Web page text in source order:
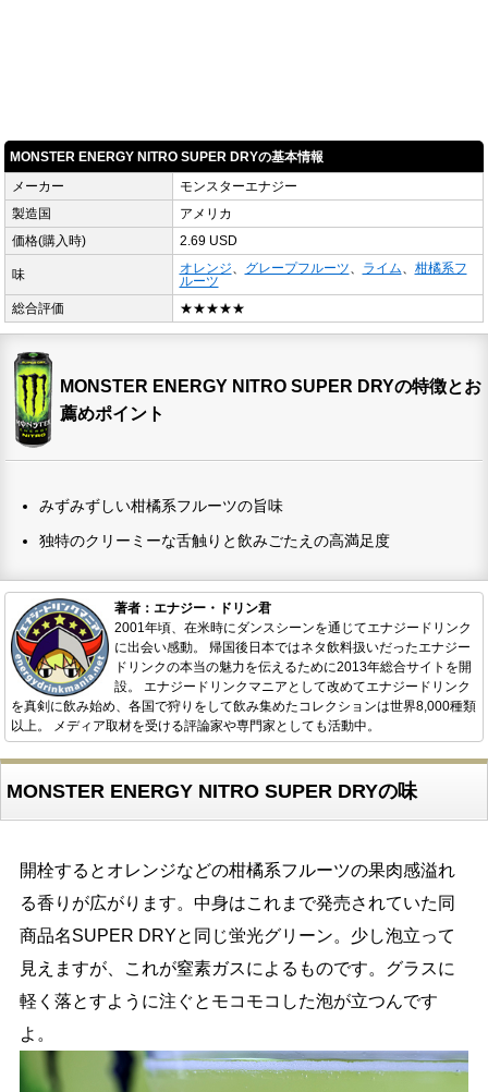
MONSTER ENERGY NITRO SUPER DRYの基本情報
メーカー
モンスターエナジー
製造国
アメリカ
価格(購入時)
2.69 USD
味 オレンジ、 グレープフルーツ、 ライム、 柑橘系フ
ルーツ
総合評価
★★★★★
MONSTER ENERGY NITRO SUPER DRYの特徴とお
薦めポイント
みずみずしい柑橘系フルーツの旨味
独特のクリーミーな舌触りと飲みごたえの高満足度
著者：エナジー・ドリン君
2001年頃、在米時にダンスシーンを通じてエナジードリンク
に出会い感動。 帰国後日本ではネタ飲料扱いだったエナジー
ドリンクの本当の魅力を伝えるために2013年総合サイトを開
設。 エナジードリンクマニアとして改めてエナジードリンク
を真剣に飲み始め、各国で狩りをして飲み集めたコレクションは世界8,000種類
以上。 メディア取材を受ける評論家や専門家としても活動中。
MONSTER ENERGY NITRO SUPER DRYの味
開栓するとオレンジなどの柑橘系フルーツの果肉感溢れ
る香りが広がります。中身はこれまで発売されていた同
商品名SUPER DRYと同じ蛍光グリーン。少し泡立って
見えますが、これが窒素ガスによるものです。グラスに
軽く落とすように注ぐとモコモコした泡が立つんです
よ。